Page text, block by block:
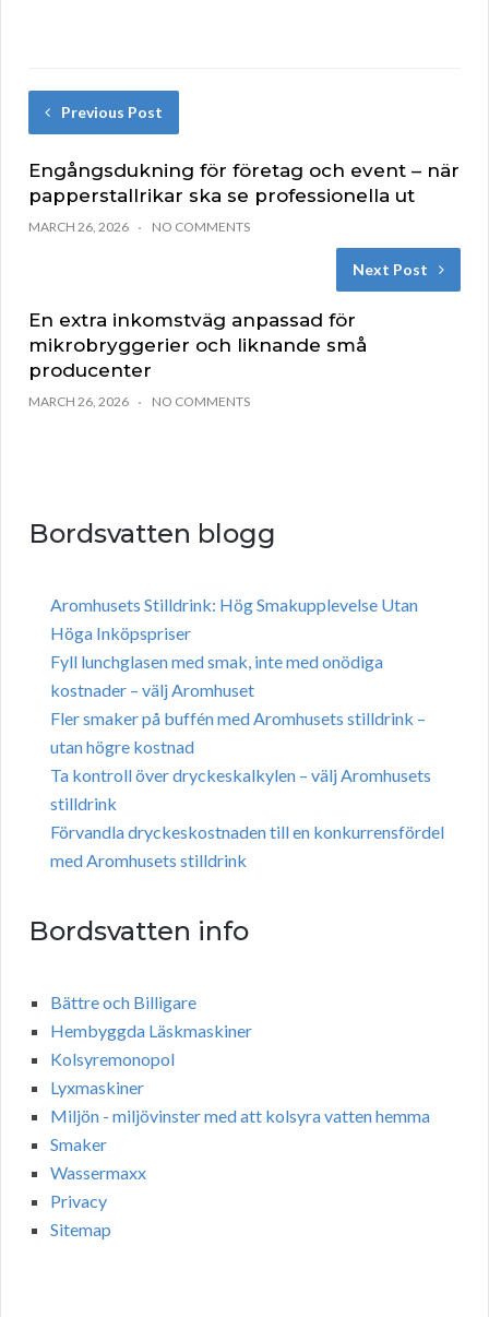
Previous Post
Engångsdukning för företag och event – när
papperstallrikar ska se professionella ut
MARCH 26, 2026 NO COMMENTS
Next Post
En extra inkomstväg anpassad för
mikrobryggerier och liknande små
producenter
MARCH 26, 2026 NO COMMENTS
Bordsvatten blogg
Aromhusets Stilldrink: Hög Smakupplevelse Utan
Höga Inköpspriser
Fyll lunchglasen med smak, inte med onödiga
kostnader – välj Aromhuset
Fler smaker på buffén med Aromhusets stilldrink –
utan högre kostnad
Ta kontroll över dryckeskalkylen – välj Aromhusets
stilldrink
Förvandla dryckeskostnaden till en konkurrensfördel
med Aromhusets stilldrink
Bordsvatten info
Bättre och Billigare
Hembyggda Läskmaskiner
Kolsyremonopol
Lyxmaskiner
Miljön - miljövinster med att kolsyra vatten hemma
Smaker
Wassermaxx
Privacy
Sitemap